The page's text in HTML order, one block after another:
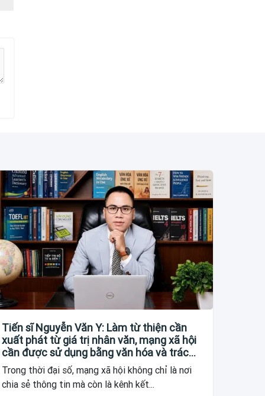
Tiến sĩ Nguyễn Văn Y: Làm từ thiện cần
xuất phát từ giá trị nhân văn, mạng xã hội
cần được sử dụng bằng văn hóa và trách
nhiệm
Trong thời đại số, mạng xã hội không chỉ là nơi
chia sẻ thông tin mà còn là kênh kết...